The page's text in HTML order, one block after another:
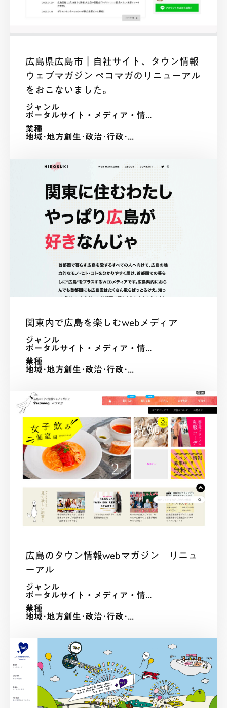
広島県広島市｜自社サイト、タウン情報
ウェブマガジン ペコマガのリニューアル
をおこないました。
ジャンル
ポータルサイト・メディア・情...
業種
地域･地方創生･政治･行政･...
関東内で広島を楽しむwebメディア
ジャンル
ポータルサイト・メディア・情...
業種
地域･地方創生･政治･行政･...
広島のタウン情報webマガジン リニュ
ーアル
ジャンル
ポータルサイト・メディア・情...
業種
地域･地方創生･政治･行政･...